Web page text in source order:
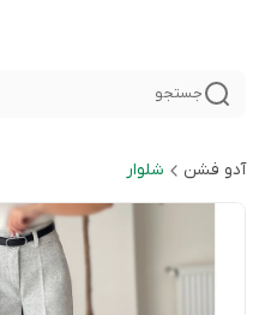
جستجو
آدو فشن شلوار